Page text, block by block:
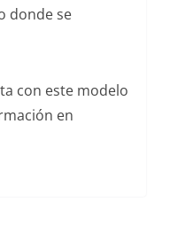
donde se
con este modelo
en